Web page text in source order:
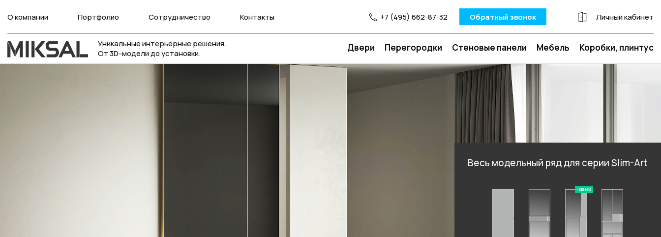
О компании Портфолио Сотрудничество Контакты +7 (495) 662-87-32 Обратный звонок Личный кабинет
Уникальные интерьерные решения.
От 3D-модели до установки.
Двери Перегородки Стеновые панели Мебель Коробки, плинтус
Весь модельный ряд для серии Slim-Art
Новинка